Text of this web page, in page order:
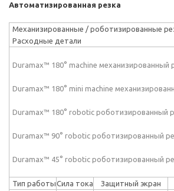
Автоматизированная резка
Механизированные / роботизированные
Расходные детали
Duramax™ 180° machine механизированный
Duramax™ 180° mini machine
Duramax™ 180° robotic роботизированный
Duramax™ 90° robotic роботизированный
Duramax™ 45° robotic роботизированный
Тип работыСила тока Защитный экран